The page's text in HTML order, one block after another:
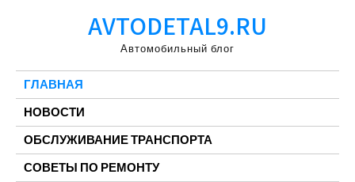
AVTODETAL9.RU
Автомобильный блог
ГЛАВНАЯ
НОВОСТИ
ОБСЛУЖИВАНИЕ ТРАНСПОРТА
СОВЕТЫ ПО РЕМОНТУ